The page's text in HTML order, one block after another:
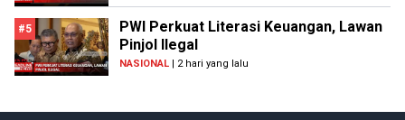
#5
PWI Perkuat Literasi Keuangan, Lawan
Pinjol Ilegal
NASIONAL | 2 hari yang lalu